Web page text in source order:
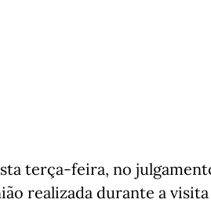
terça-feira, no
realizada durante a